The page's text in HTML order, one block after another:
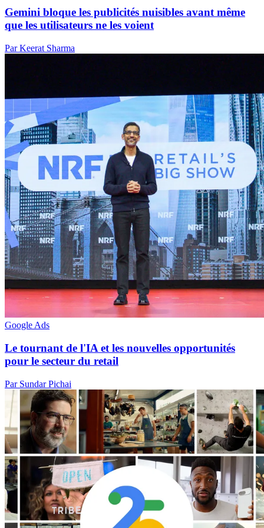
Gemini bloque les publicités nuisibles avant même
que les utilisateurs ne les voient
Par Keerat Sharma
Google Ads
Le tournant de l'IA et les nouvelles opportunités
pour le secteur du retail
Par Sundar Pichai